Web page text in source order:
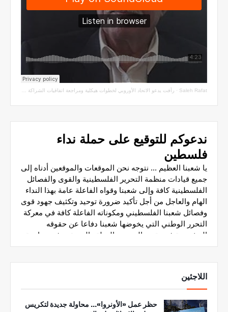
Saleh Rafat
· رأفت يدعو الاتحاد الأوروبي لخطوات هيكلية ومراجعة اتفاقيات الشراكة مع سلطة الاحتلال
اللاجئين
حظر عمل «الأونروا»... محاولة جديدة لتكريس